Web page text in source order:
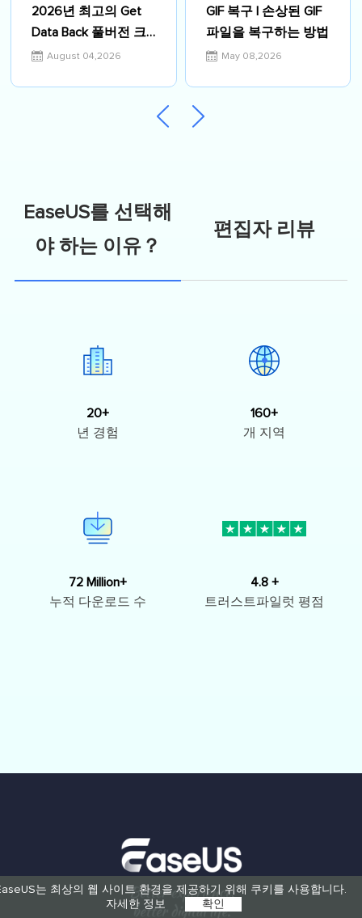
는 최상의 웹 사이트 환경을 제공하기 위해 쿠키를 사용합니다.
자세한 정보
확인
2026년 최고의 Get
Data Back 풀버전 크
랙 대체 무료 다운로
August 04,2026
GIF 복구 | 손상된 GIF
파일을 복구하는 방법
May 08,2026
EaseUS를 선택해
야 하는 이유？
편집자 리뷰
20+
년 경험
160+
개 지역
72 Million+
누적 다운로드 수
4.8 +
트러스트파일럿 평점